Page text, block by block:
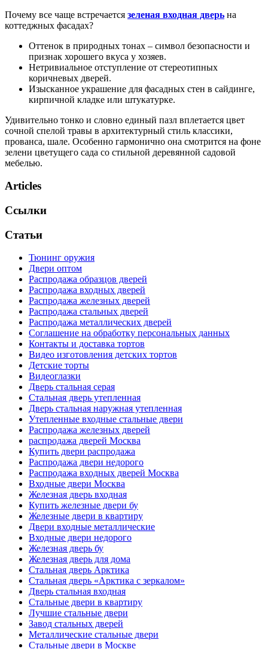
Почему все чаще встречается зеленая входная дверь на
коттеджных фасадах?
Оттенок в природных тонах – символ безопасности и
признак хорошего вкуса у хозяев.
Нетривиальное отступление от стереотипных
коричневых дверей.
Изысканное украшение для фасадных стен в сайдинге,
кирпичной кладке или штукатурке.
Удивительно тонко и словно единый пазл вплетается цвет
сочной спелой травы в архитектурный стиль классики,
прованса, шале. Особенно гармонично она смотрится на фоне
зелени цветущего сада со стильной деревянной садовой
мебелью.
Articles
Ссылки
Статьи
Тюнинг оружия
Двери оптом
Распродажа образцов дверей
Распродажа входных дверей
Распродажа железных дверей
Распродажа стальных дверей
Распродажа металлических дверей
Соглашение на обработку персональных данных
Контакты и доставка тортов
Видео изготовления детских тортов
Детские торты
Видеоглазки
Дверь стальная серая
Стальная дверь утепленная
Дверь стальная наружная утепленная
Утепленные входные стальные двери
Распродажа железных дверей
распродажа дверей Москва
Купить двери распродажа
Распродажа двери недорого
Распродажа входных дверей Москва
Входные двери Москва
Железная дверь входная
Купить железные двери бу
Железные двери в квартиру
Двери входные металлические
Входные двери недорого
Железная дверь бу
Железная дверь для дома
Стальная дверь Арктика
Стальная дверь «Арктика с зеркалом»
Дверь стальная входная
Стальные двери в квартиру
Лучшие стальные двери
Завод стальных дверей
Металлические стальные двери
Стальные двери в Москве